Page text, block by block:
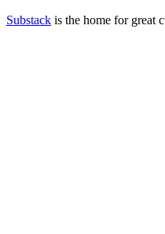
Substack is the home for great